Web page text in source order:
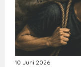
10 Juni 2026